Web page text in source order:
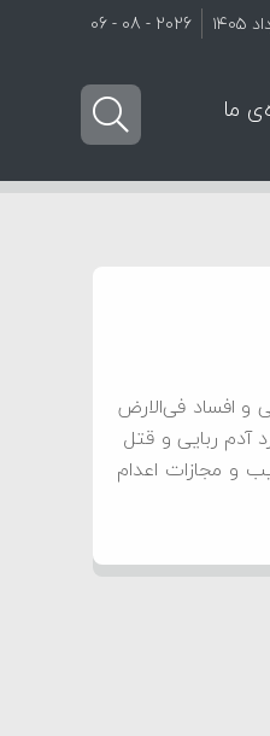
2026 - 08 - 06
ما
و افساد فی‌الارض
آدم ربایی و قتل
و مجازات اعدام